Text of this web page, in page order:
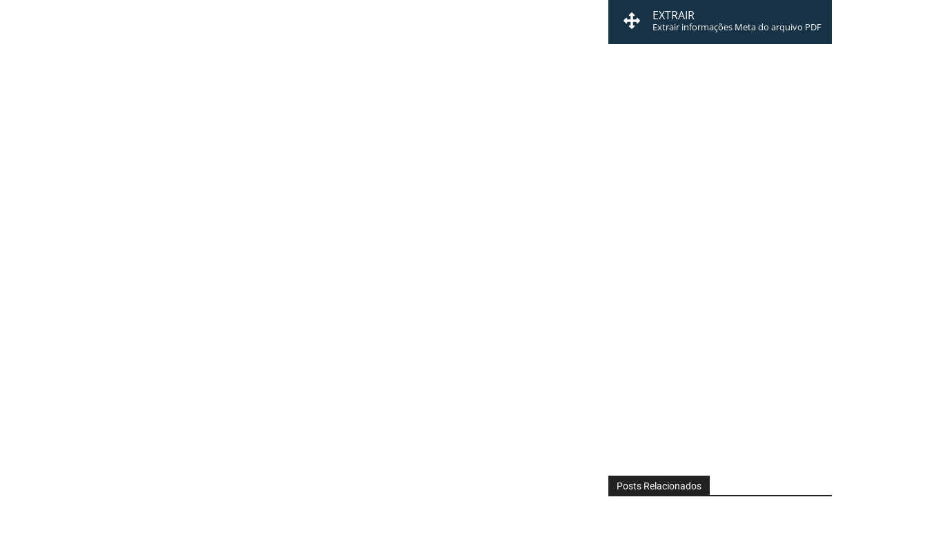
EXTRAIR
Extrair informações Meta do arquivo PDF
Posts Relacionados